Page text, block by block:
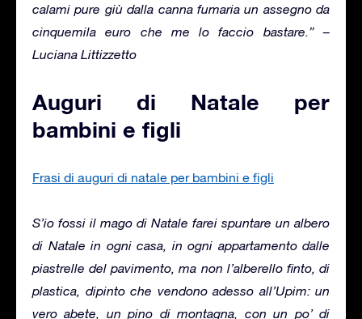
calami pure giù dalla canna fumaria un assegno da
cinquemila euro che me lo faccio bastare.” –
Luciana Littizzetto
Auguri di Natale per
bambini e figli
Frasi di auguri di natale per bambini e figli
S’io fossi il mago di Natale farei spuntare un albero
di Natale in ogni casa, in ogni appartamento dalle
piastrelle del pavimento, ma non l’alberello finto, di
plastica, dipinto che vendono adesso all’Upim: un
vero abete, un pino di montagna, con un po’ di